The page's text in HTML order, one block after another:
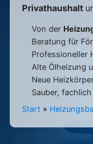
Privathaushalt
Von der
Beratung für
Professioneller
Alte Ölheizung
Neue
Sauber,
Start »